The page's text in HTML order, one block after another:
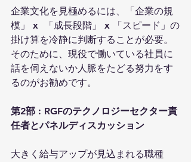
企業文化を見極めるには、「企業の規
模」 x  「成長段階」 x 「スピード」の
掛け算を冷静に判断することが必要。
そのために、現役で働いている社員に
話を伺えないか人脈をたどる努力をす
るのがお勧めです。
第2部 : RGFのテクノロジーセクター責
任者とパネルディスカッション
大きく給与アップが見込まれる職種